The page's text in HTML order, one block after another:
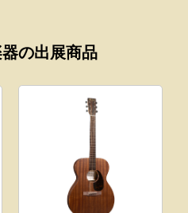
の出展商品